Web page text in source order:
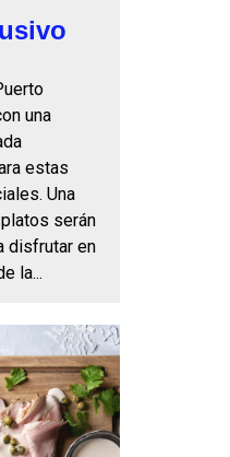
una
estas
Una
serán
disfrutar en
la...